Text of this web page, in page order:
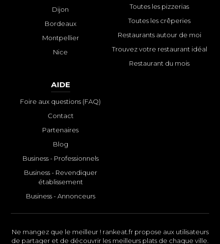
Dijon
Bordeaux
Montpellier
Nice
Toutes les pizzerias
Toutes les crêperies
Restaurants autour de moi
Trouvez votre restaurant idéal
Restaurant du mois
AIDE
Foire aux questions (FAQ)
Contact
Partenaires
Blog
Business - Professionnels
Business - Revendiquer
établissement
Business - Annonceurs
Ne mangez que le meilleur ! rankeat.fr propose aux utilisateurs
de partager et de découvrir les meilleurs plats de chaque ville.